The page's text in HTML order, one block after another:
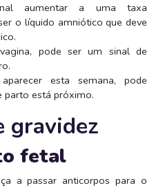
aumentar a uma taxa
o líquido amniótico que deve
pode ser um sinal de
esta semana, pode
parto está próximo.
gravidez
fetal
a passar anticorpos para o